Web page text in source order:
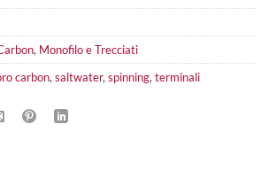
, Monofilo e Trecciati
carbon, saltwater, spinning, terminali